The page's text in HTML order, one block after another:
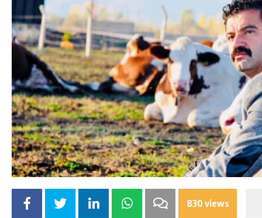
830 views